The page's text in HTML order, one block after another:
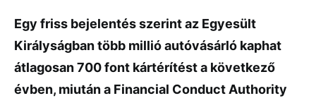
Egy friss bejelentés szerint az Egyesült
Királyságban több millió autóvásárló kaphat
átlagosan 700 font kártérítést a következő
évben, miután a Financial Conduct Authority